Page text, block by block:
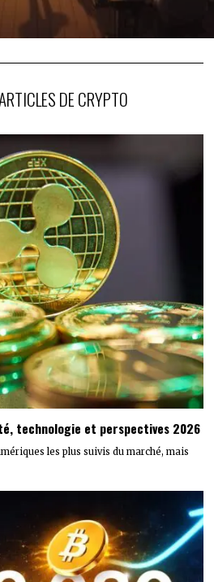
DE CRYPTO
technologie et perspectives 2026
les plus suivis du marché, mais